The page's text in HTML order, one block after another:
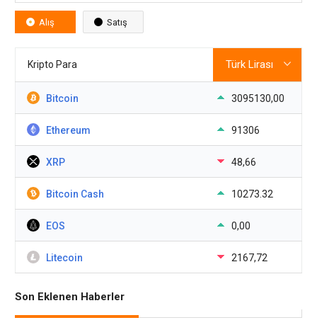
Alış Satış
Kripto Para
Bitcoin 3095130,00
Ethereum 91306
XRP 48,66
Bitcoin Cash 10273.32
EOS 0,00
Litecoin 2167,72
Son Eklenen Haberler